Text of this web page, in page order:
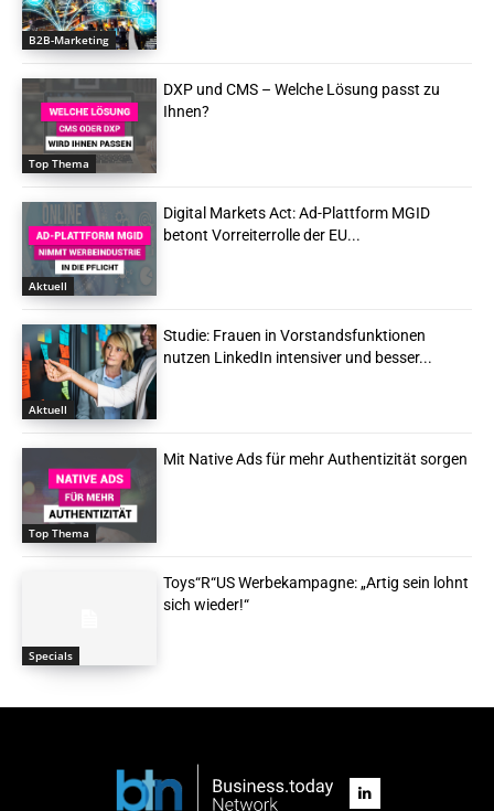
B2B-Marketing
Top Thema
DXP und CMS – Welche Lösung passt zu
Ihnen?
Aktuell
Digital Markets Act: Ad-Plattform MGID
betont Vorreiterrolle der EU...
Aktuell
Studie: Frauen in Vorstandsfunktionen
nutzen LinkedIn intensiver und besser...
Top Thema
Mit Native Ads für mehr Authentizität sorgen
Specials
Toys“R“US Werbekampagne: „Artig sein lohnt
sich wieder!“